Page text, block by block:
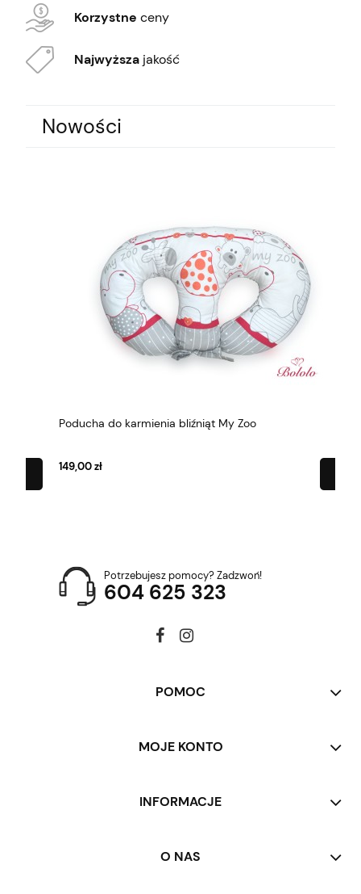
Korzystne ceny
Najwyższa jakość
Nowości
Poducha do karmienia bliźniąt My Zoo
149,00 zł
Potrzebujesz pomocy? Zadzwoń!
604 625 323
POMOC
MOJE KONTO
INFORMACJE
O NAS